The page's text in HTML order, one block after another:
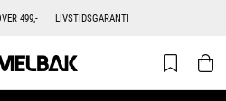
499,- LIVSTIDSGARANTI